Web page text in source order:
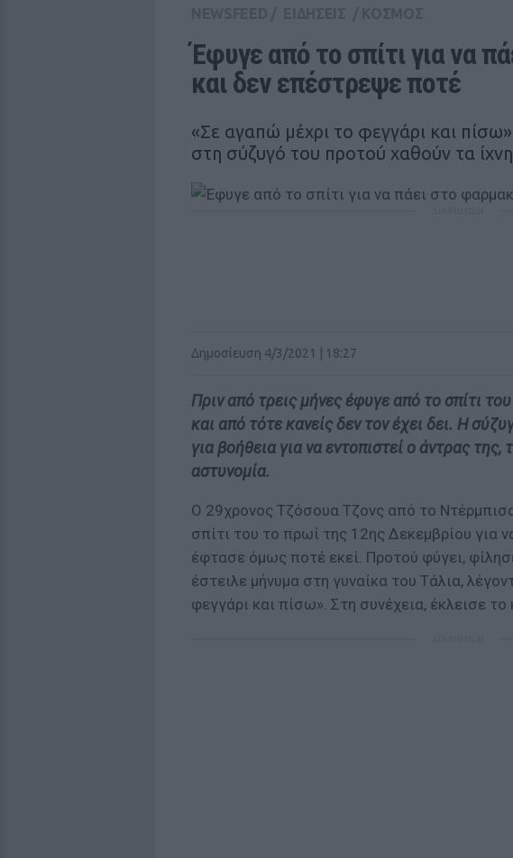
Έφυγε από το σπίτι για να
και δεν επέστρεψε ποτέ
«Σε αγαπώ μέχρι το φεγγάρι και
στη σύζυγό του προτού χαθούν τα
Δημοσίευση 4/3/2021 | 18:27
Πριν από τρεις μήνες έφυγε από το σπίτι
και από τότε κανείς δεν τον έχει δει. Η
για βοήθεια για να εντοπιστεί ο άντρας της,
αστυνομία.
Ο 29χρονος Τζόσουα Τζονς από το
σπίτι του το πρωί της 12ης Δεκεμβρίου για
έφτασε όμως ποτέ εκεί. Προτού φύγει,
έστειλε μήνυμα στη γυναίκα του Τάλια,
φεγγάρι και πίσω». Στη συνέχεια, έκλεισε